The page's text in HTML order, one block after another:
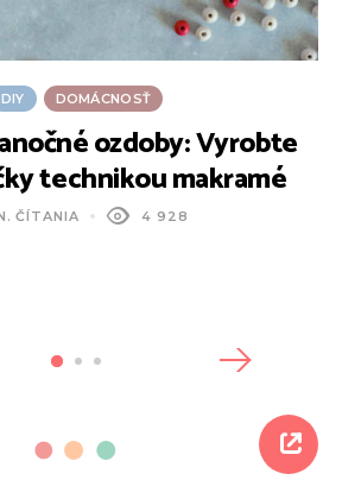
DIY DOMÁCNOSŤ
ozdoby: Vyrobte
technikou makramé
ČÍTANIA 4 928